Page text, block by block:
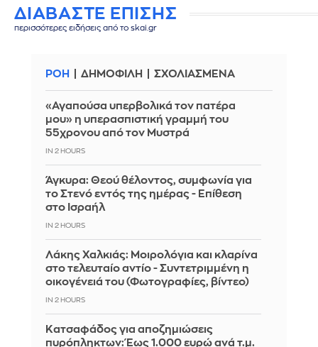
ΔΙΑΒΑΣΤΕ ΕΠΙΣΗΣ
περισσότερες ειδήσεις από το skai.gr
ΡΟΗ ΔΗΜΟΦΙΛΗ ΣΧΟΛΙΑΣΜΕΝΑ
«Αγαπούσα υπερβολικά τον πατέρα
μου» η υπερασπιστική γραμμή του
55χρονου από τον Μυστρά
IN 2 HOURS
Άγκυρα: Θεού θέλοντος, συμφωνία για
το Στενό εντός της ημέρας - Επίθεση
στο Ισραήλ
IN 2 HOURS
Λάκης Χαλκιάς: Mοιρολόγια και κλαρίνα
στο τελευταίο αντίο - Συντετριμμένη η
οικογένειά του (Φωτογραφίες, βίντεο)
IN 2 HOURS
Κατσαφάδος για αποζημιώσεις
πυρόπληκτων: Έως 1.000 ευρώ ανά τ.μ.